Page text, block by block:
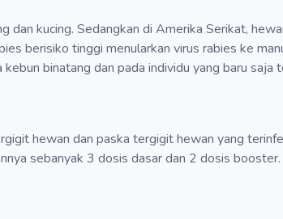
dan kucing. Sedangkan di Amerika Serikat,
berisiko tinggi menularkan virus rabies ke
binatang dan pada individu yang baru saja
hewan dan paska tergigit hewan yang
sebanyak 3 dosis dasar dan 2 dosis